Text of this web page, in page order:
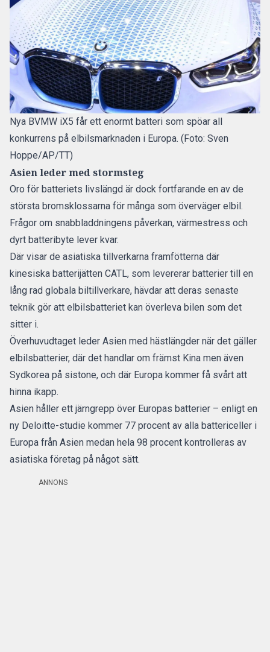
Nya BVMW iX5 får ett enormt batteri som spöar all
konkurrens på elbilsmarknaden i Europa. (Foto: Sven
Hoppe/AP/TT)
Asien leder med stormsteg
Oro för batteriets livslängd är dock fortfarande en av de
största bromsklossarna för många som överväger elbil.
Frågor om snabbladdningens påverkan, värmestress och
dyrt batteribyte lever kvar.
Där visar de asiatiska tillverkarna framfötterna där
kinesiska batterijätten CATL, som levererar batterier till en
lång rad globala biltillverkare, hävdar att deras senaste
teknik gör att elbilsbatteriet kan överleva bilen som det
sitter i.
Överhuvudtaget leder Asien med hästlängder när det gäller
elbilsbatterier, där det handlar om främst Kina men även
Sydkorea på sistone, och där Europa kommer få svårt att
hinna ikapp.
Asien håller ett järngrepp över Europas batterier – enligt en
ny Deloitte-studie kommer 77 procent av alla battericeller i
Europa från Asien medan hela 98 procent kontrolleras av
asiatiska företag på något sätt.
ANNONS